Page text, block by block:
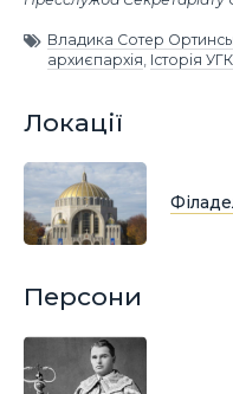
Владика Сотер
архиєпархія, Історія
Локації
Персони